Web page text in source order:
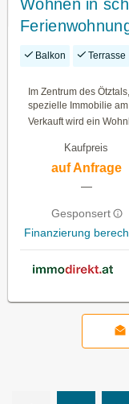
Wohnen in
Balkon Terrasse
Im Zentrum des
spezielle Immobilie
Verkauft wird ein
Kaufpreis
auf Anfrage
—
Gesponsert
Finanzierung